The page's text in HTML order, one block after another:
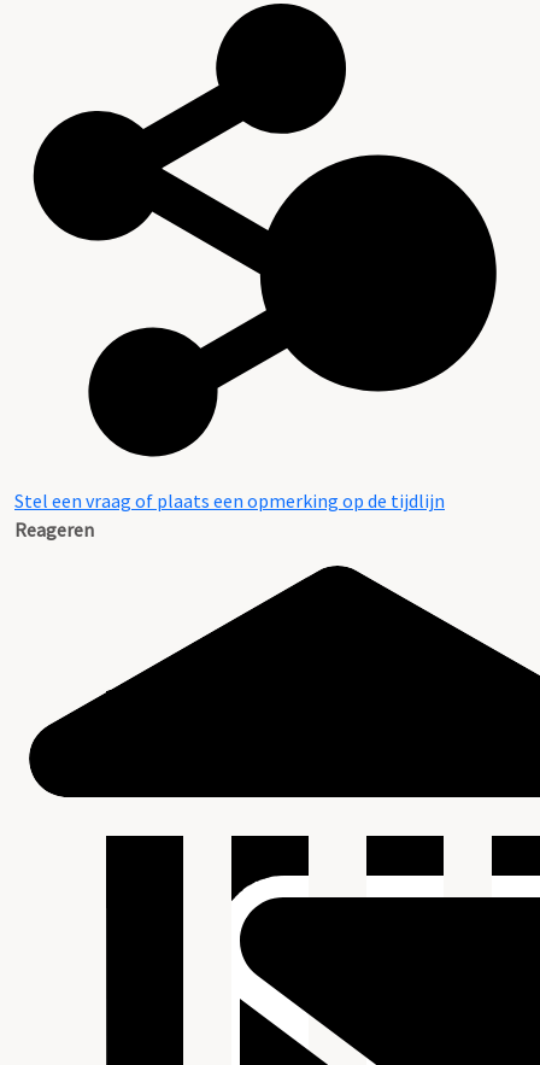
Stel een vraag of plaats een opmerking op de tijdlijn
Reageren